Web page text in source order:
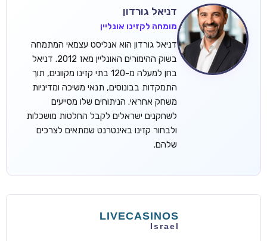
דניאל גורדון
מומחה לקזינו אונליין
דניאל גורדון הוא אנליסט עצמאי המתמחה
בשוק ההימורים האונליין מאז 2012. דניאל
בחן למעלה מ-120 בתי קזינו מקוונים, תוך
התמקדות בבונוסים, תנאי משיכה ומדיניות
משחק אחראי. הניתוחים שלו מסייעים
לשחקנים ישראלים לקבל החלטות מושכלות
ולבחור קזינו באינטרנט שמתאים לצרכים
שלהם.